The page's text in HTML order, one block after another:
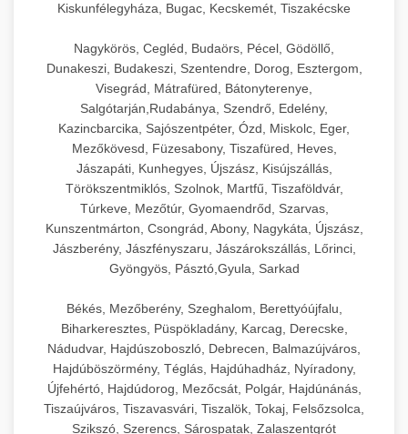
Kiskunfélegyháza, Bugac, Kecskemét, Tiszakécske
Nagykörös, Cegléd, Budaörs, Pécel, Gödöllő,
Dunakeszi, Budakeszi, Szentendre, Dorog, Esztergom,
Visegrád, Mátrafüred, Bátonyterenye,
Salgótarján,Rudabánya, Szendrő, Edelény,
Kazincbarcika, Sajószentpéter, Ózd, Miskolc, Eger,
Mezőkövesd, Füzesabony, Tiszafüred, Heves,
Jászapáti, Kunhegyes, Újszász, Kisújszállás,
Törökszentmiklós, Szolnok, Martfű, Tiszaföldvár,
Túrkeve, Mezőtúr, Gyomaendrőd, Szarvas,
Kunszentmárton, Csongrád, Abony, Nagykáta, Újszász,
Jászberény, Jászfényszaru, Jászárokszállás, Lőrinci,
Gyöngyös, Pásztó,Gyula, Sarkad
Békés, Mezőberény, Szeghalom, Berettyóújfalu,
Biharkeresztes, Püspökladány, Karcag, Derecske,
Nádudvar, Hajdúszoboszló, Debrecen, Balmazújváros,
Hajdúböszörmény, Téglás, Hajdúhadház, Nyíradony,
Újfehértó, Hajdúdorog, Mezőcsát, Polgár, Hajdúnánás,
Tiszaújváros, Tiszavasvári, Tiszalök, Tokaj, Felsőzsolca,
Szikszó, Szerencs, Sárospatak, Zalaszentgrót